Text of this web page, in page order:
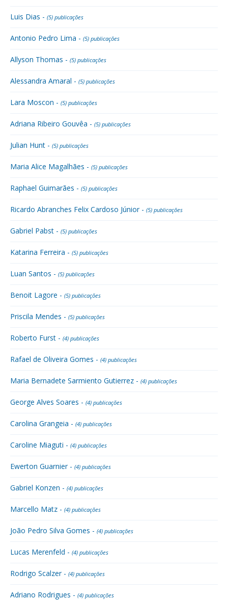
Luis Dias - (5) publicações
Antonio Pedro Lima - (5) publicações
Allyson Thomas - (5) publicações
Alessandra Amaral - (5) publicações
Lara Moscon - (5) publicações
Adriana Ribeiro Gouvêa - (5) publicações
Julian Hunt - (5) publicações
Maria Alice Magalhães - (5) publicações
Raphael Guimarães - (5) publicações
Ricardo Abranches Felix Cardoso Júnior - (5) publicações
Gabriel Pabst - (5) publicações
Katarina Ferreira - (5) publicações
Luan Santos - (5) publicações
Benoit Lagore - (5) publicações
Priscila Mendes - (5) publicações
Roberto Furst - (4) publicações
Rafael de Oliveira Gomes - (4) publicações
Maria Bernadete Sarmiento Gutierrez - (4) publicações
George Alves Soares - (4) publicações
Carolina Grangeia - (4) publicações
Caroline Miaguti - (4) publicações
Ewerton Guarnier - (4) publicações
Gabriel Konzen - (4) publicações
Marcello Matz - (4) publicações
João Pedro Silva Gomes - (4) publicações
Lucas Merenfeld - (4) publicações
Rodrigo Scalzer - (4) publicações
Adriano Rodrigues - (4) publicações